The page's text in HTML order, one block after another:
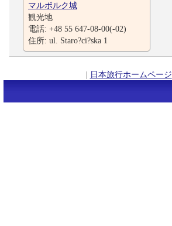
マルボルク城
観光地
電話: +48 55 647-08-00(-02)
住所: ul. Staro?ci?ska 1
| 日本旅行ホームページ